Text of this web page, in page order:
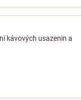
kávových usazenin a